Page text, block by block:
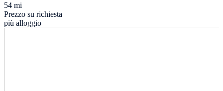
54 mi
Prezzo su richiesta
più alloggio